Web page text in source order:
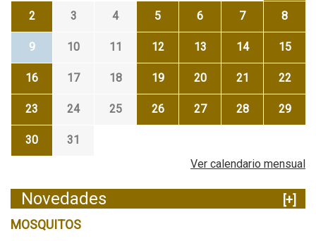
2 3 4 5 6 7 8
9 10 11 12 13 14 15
16 17 18 19 20 21 22
23 24 25 26 27 28 29
30
31
Ver calendario mensual
Novedades
[+]
MOSQUITOS